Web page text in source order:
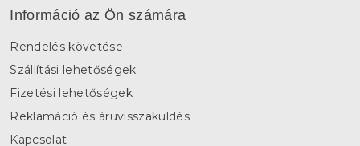
Információ az Ön számára
Rendelés követése
Szállítási lehetőségek
Fizetési lehetőségek
Reklamáció és áruvisszaküldés
Kapcsolat